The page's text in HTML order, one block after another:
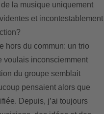
la musique uniquement
et incontestablement
hors du commun: un trio
voulais inconsciemment
du groupe semblait
pensaient alors que
Depuis, j’ai toujours